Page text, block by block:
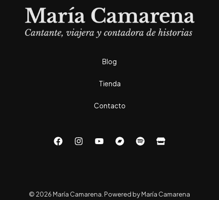
Blog
Tienda
Contacto
© 2026 María Camarena. Powered by María Camarena